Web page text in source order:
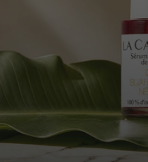
Soins ciblés
Découvrir
Découvrir